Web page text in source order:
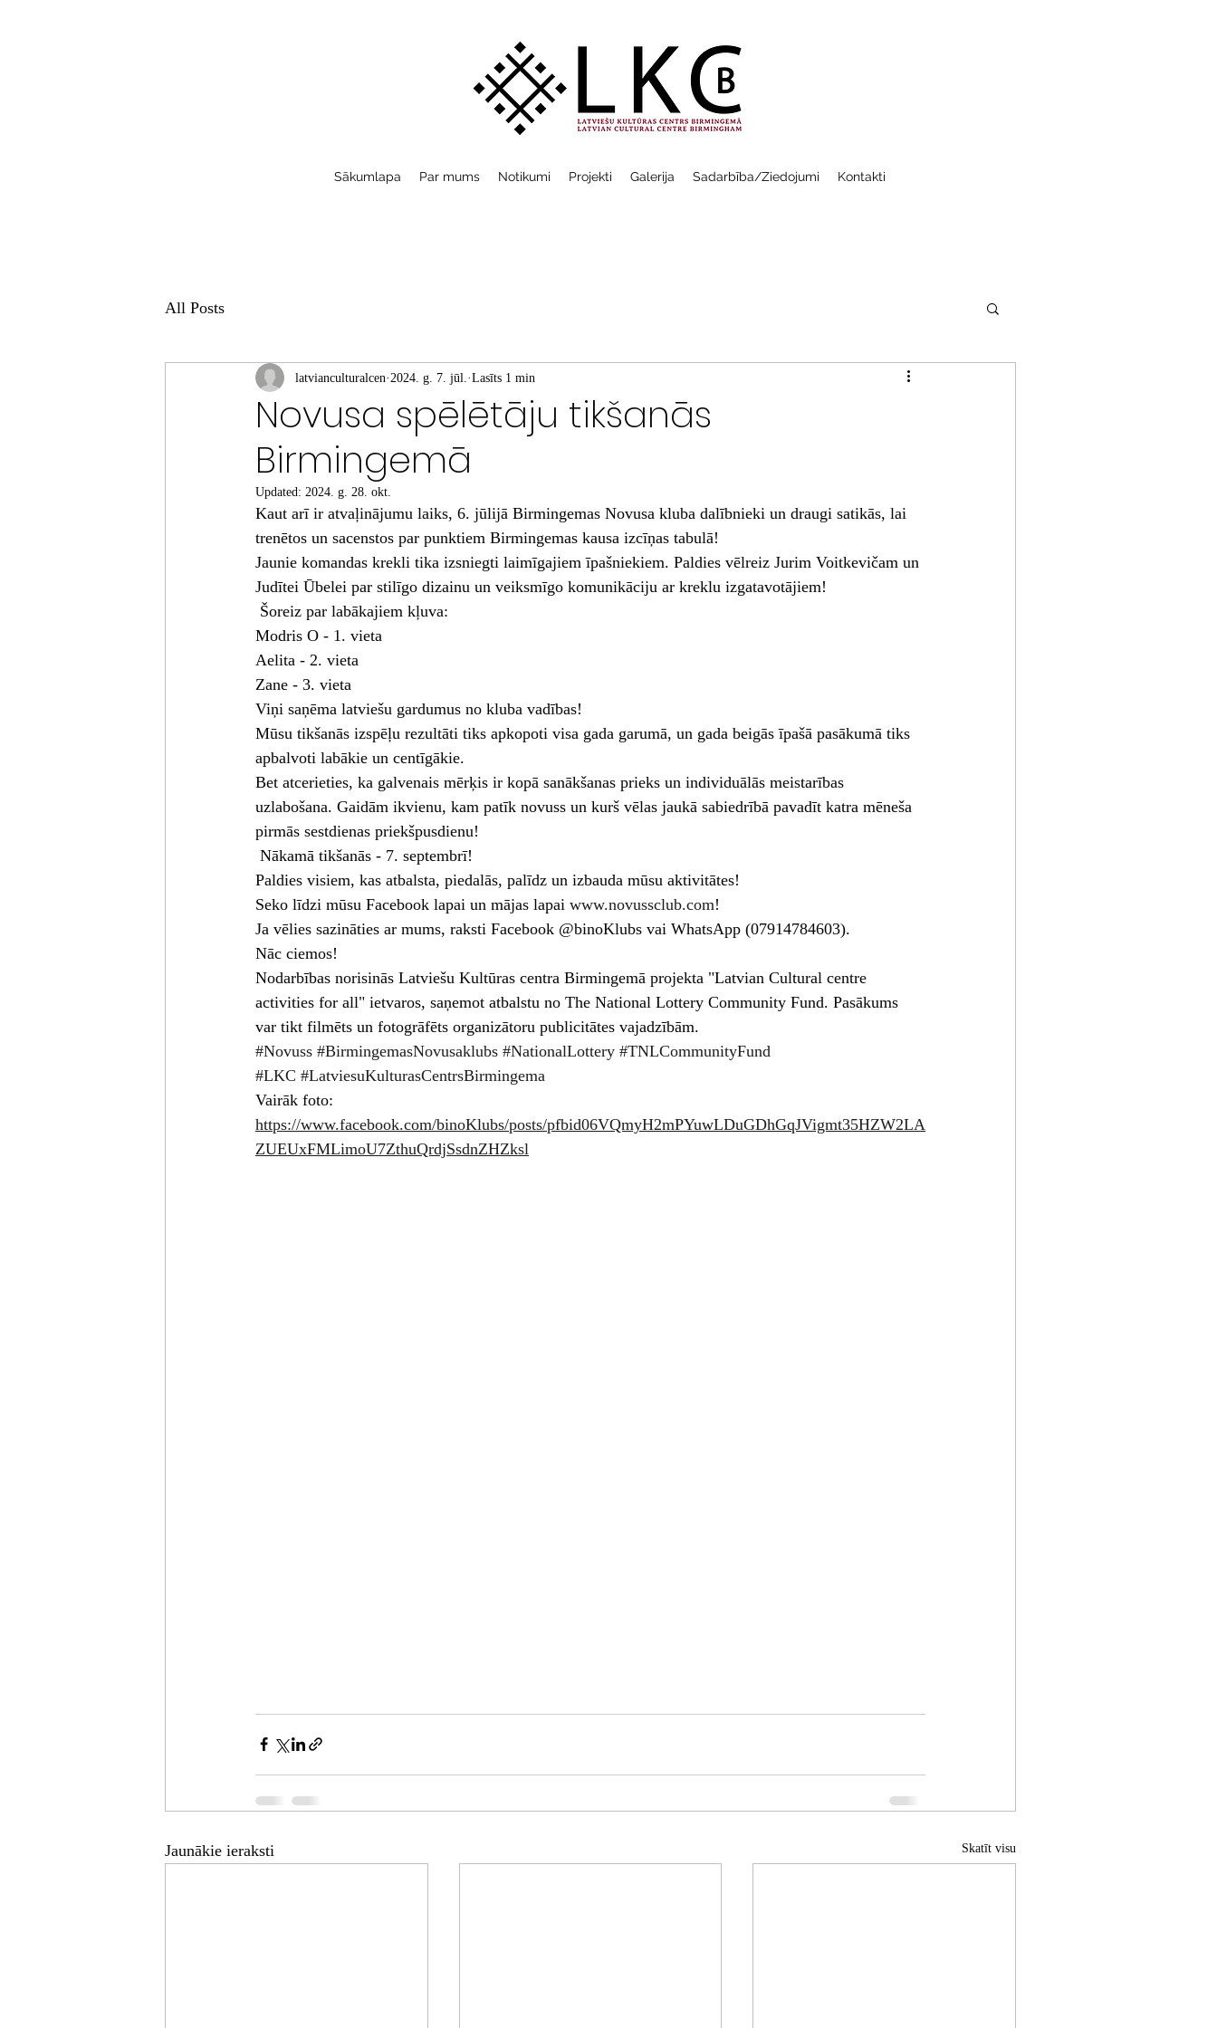
Sākumlapa Par mums Notikumi Projekti Galerija Sadarbība/Ziedojumi Kontakti
All Posts
Novusa spēlētāju tikšanās
Birmingemā
latvianculturalcen 2024. g. 7. jūl. Lasīts 1 min
Updated: 2024. g. 28. okt.
Kaut arī ir atvaļinājumu laiks, 6. jūlijā Birmingemas Novusa kluba dalībnieki un draugi satikās, lai
trenētos un sacenstos par punktiem Birmingemas kausa izcīņas tabulā!
Jaunie komandas krekli tika izsniegti laimīgajiem īpašniekiem. Paldies vēlreiz Jurim Voitkevičam un
Judītei Ūbelei par stilīgo dizainu un veiksmīgo komunikāciju ar kreklu izgatavotājiem!
Šoreiz par labākajiem kļuva:
Modris O - 1. vieta
Aelita - 2. vieta
Zane - 3. vieta
Viņi saņēma latviešu gardumus no kluba vadības!
Mūsu tikšanās izspēļu rezultāti tiks apkopoti visa gada garumā, un gada beigās īpašā pasākumā tiks
apbalvoti labākie un centīgākie.
Bet atcerieties, ka galvenais mērķis ir kopā sanākšanas prieks un individuālās meistarības
uzlabošana. Gaidām ikvienu, kam patīk novuss un kurš vēlas jaukā sabiedrībā pavadīt katra mēneša
pirmās sestdienas priekšpusdienu!
Nākamā tikšanās - 7. septembrī!
Paldies visiem, kas atbalsta, piedalās, palīdz un izbauda mūsu aktivitātes!
Seko līdzi mūsu Facebook lapai un mājas lapai www.novussclub.com!
Ja vēlies sazināties ar mums, raksti Facebook @binoKlubs vai WhatsApp (07914784603).
Nāc ciemos!
Nodarbības norisinās Latviešu Kultūras centra Birmingemā projekta "Latvian Cultural centre
activities for all" ietvaros, saņemot atbalstu no The National Lottery Community Fund. Pasākums
var tikt filmēts un fotogrāfēts organizātoru publicitātes vajadzībām.
#Novuss #BirmingemasNovusaklubs #NationalLottery #TNLCommunityFund
#LKC #LatviesuKulturasCentrsBirmingema
Vairāk foto:
https://www.facebook.com/binoKlubs/posts/pfbid06VQmyH2mPYuwLDuGDhGqJVigmt35HZW2LA
ZUEUxFMLimoU7ZthuQrdjSsdnZHZksl
Jaunākie ieraksti Skatīt visu